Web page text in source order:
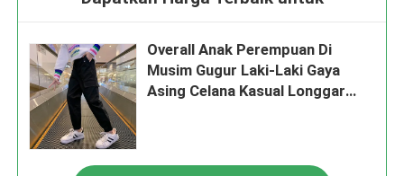
Overall Anak Perempuan Di
Musim Gugur Laki-Laki Gaya
Asing Celana Kasual Longgar